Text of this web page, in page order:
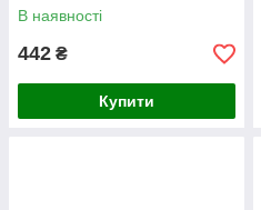
В наявності
442 ₴
Купити